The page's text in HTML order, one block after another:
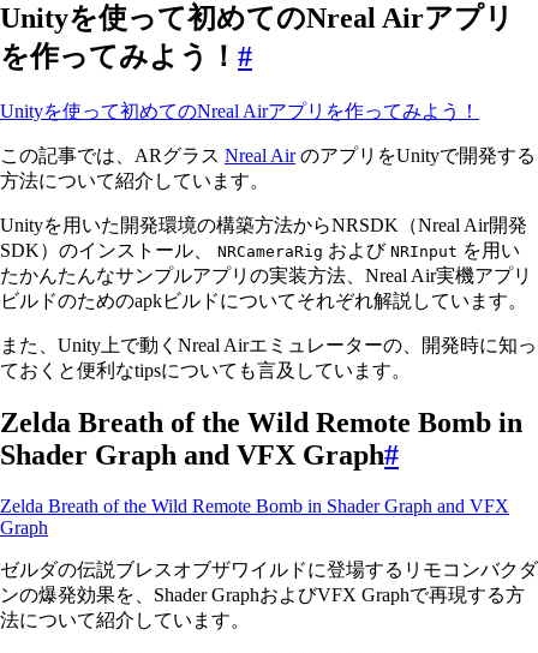
Unityを使って初めてのNreal Airアプリ
を作ってみよう！ #
Unityを使って初めてのNreal Airアプリを作ってみよう！
この記事では、ARグラス Nreal AirのアプリをUnityで開発する
方法について紹介しています。
Unityを用いた開発環境の構築方法からNRSDK（Nreal Air開発
SDK）のインストール、 NRCameraRig および NRInput を用い
たかんたんなサンプルアプリの実装方法、Nreal Air実機アプリ
ビルドのためのapkビルドについてそれぞれ解説しています。
また、Unity上で動くNreal Airエミュレーターの、開発時に知っ
ておくと便利なtipsについても言及しています。
Zelda Breath of the Wild Remote Bomb in
Shader Graph and VFX Graph#
Zelda Breath of the Wild Remote Bomb in Shader Graph and VFX
Graph
ゼルダの伝説ブレスオブザワイルドに登場するリモコンバクダ
ンの爆発効果を、Shader GraphおよびVFX Graphで再現する方
法について紹介しています。